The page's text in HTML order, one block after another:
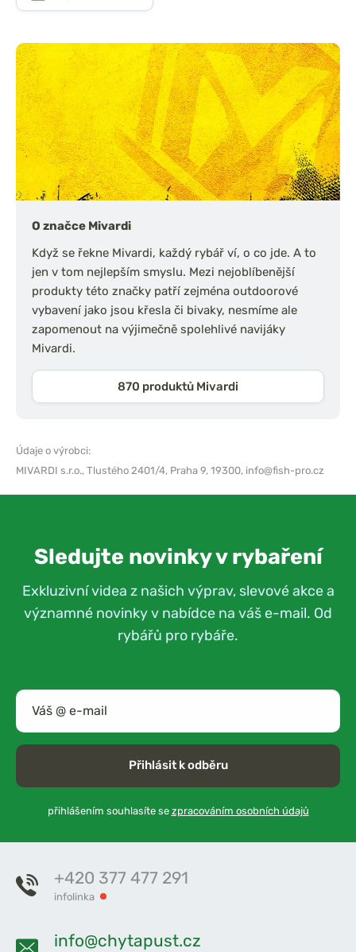
O značce Mivardi
Když se řekne Mivardi, každý rybář ví, o co jde. A to
jen v tom nejlepším smyslu. Mezi nejoblíbenější
produkty této značky patří zejména outdoorové
vybavení jako jsou křesla či bivaky, nesmíme ale
zapomenout na výjimečně spolehlivé navijáky
Mivardi.
870 produktů Mivardi
Údaje o výrobci:
MIVARDI s.r.o., Tlustého 2401/4, Praha 9, 19300, info@fish-pro.cz
Sledujte novinky v rybaření
Exkluzivní videa z našich výprav, slevové akce a
významné novinky v nabídce na váš e-mail. Od
rybářů pro rybáře.
Přihlásit k odběru
přihlášením souhlasíte se zpracováním osobních údajů
+420 377 477 291
infolinka
info@chytapust.cz